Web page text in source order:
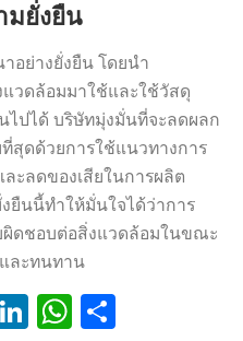
มยั่งยืน
อย่างยั่งยืน โดยนำ
วดล้อมมาใช้และใช้วัสดุ
ปได้ บริษัทมุ่งมั่นที่จะลดผลก
สุดด้วยการใช้แนวทางการ
ะลดของเสียในการผลิต
ยืนนี้ทำให้มั่นใจได้ว่าการ
ผิดชอบต่อสิ่งแวดล้อมในขณะ
ละทนทาน
LinkedIn
WhatsApp